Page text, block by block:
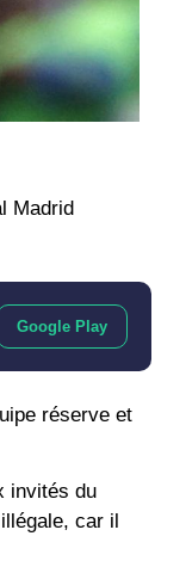
Madrid
Google Play
réserve et
invités du
car il